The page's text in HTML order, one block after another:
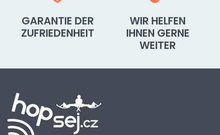
GARANTIE DER
ZUFRIEDENHEIT
WIR HELFEN
IHNEN GERNE
WEITER